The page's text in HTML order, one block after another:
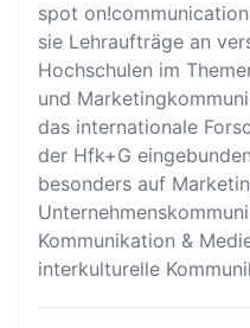
spot
sie Lehraufträge an
Hochschulen im
und
das internationale
der Hfk+G
besonders auf
Kommunikation &
interkulturelle